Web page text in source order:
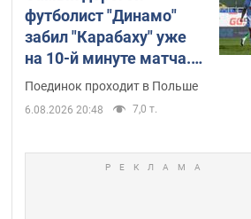
футболист "Динамо"
забил "Карабаху" уже
на 10-й минуте матча.
Видео
Поединок проходит в Польше
6.08.2026 20:48 7,0 т.